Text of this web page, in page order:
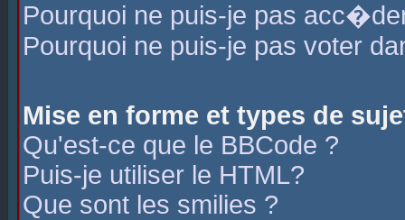
Pourquoi ne puis-je pas
Pourquoi ne puis-je pas voter
Mise en forme et types de
Qu'est-ce que le BBCode ?
Puis-je utiliser le HTML?
Que sont les smilies ?